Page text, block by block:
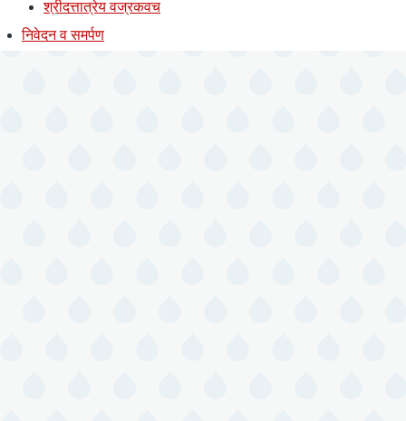
श्रीदत्तात्रेय वज्रकवच
निवेदन व समर्पण